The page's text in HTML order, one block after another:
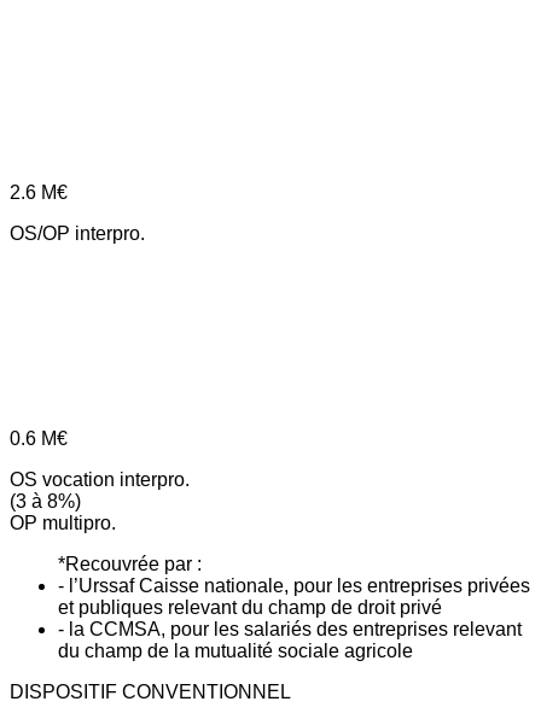
2.6 M€
OS/OP interpro.
0.6 M€
OS vocation interpro.
(3 à 8%)
OP multipro.
*Recouvrée par :
- l’Urssaf Caisse nationale, pour les entreprises privées
et publiques relevant du champ de droit privé
- la CCMSA, pour les salariés des entreprises relevant
du champ de la mutualité sociale agricole
DISPOSITIF CONVENTIONNEL